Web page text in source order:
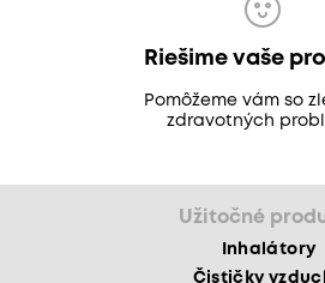
Riešime vaše
Pomôžeme vám so
zdravotných
Užitočné
Inhalátory
Čističky